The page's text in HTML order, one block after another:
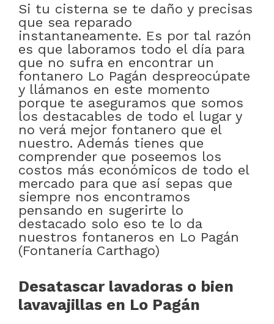
Si tu cisterna se te daño y precisas
que sea reparado
instantaneamente. Es por tal razón
es que laboramos todo el día para
que no sufra en encontrar un
fontanero Lo Pagán despreocúpate
y llámanos en este momento
porque te aseguramos que somos
los destacables de todo el lugar y
no verá mejor fontanero que el
nuestro. Además tienes que
comprender que poseemos los
costos más económicos de todo el
mercado para que así sepas que
siempre nos encontramos
pensando en sugerirte lo
destacado solo eso te lo da
nuestros fontaneros en Lo Pagán
(Fontanería Carthago)
Desatascar lavadoras o bien
lavavajillas en Lo Pagán